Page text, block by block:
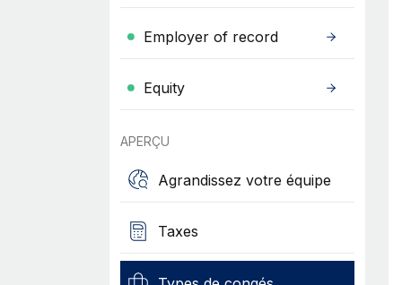
Employer of record
Equity
APERÇU
Agrandissez votre équipe
Taxes